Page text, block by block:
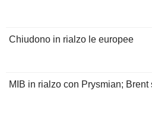
Chiudono in rialzo le europee
MIB in rialzo con Prysmian;